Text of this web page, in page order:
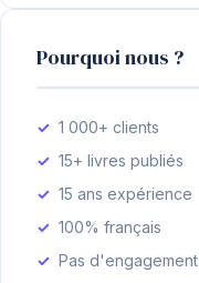
Pourquoi nous ?
1 000+ clients
15+ livres publiés
15 ans expérience
100% français
Pas d'engagement